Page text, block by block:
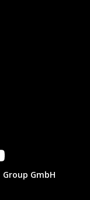
GmbH